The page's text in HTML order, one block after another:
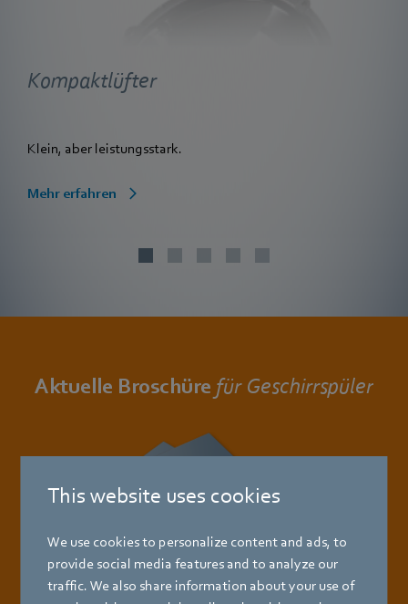
This website uses cookies
We use cookies to personalize content and ads, to
provide social media features and to analyze our
traffic. We also share information about your use of
Kompaktlüfter
Klein, aber leistungsstark.
Mehr erfahren
Aktuelle Broschüre für Geschirrspüler